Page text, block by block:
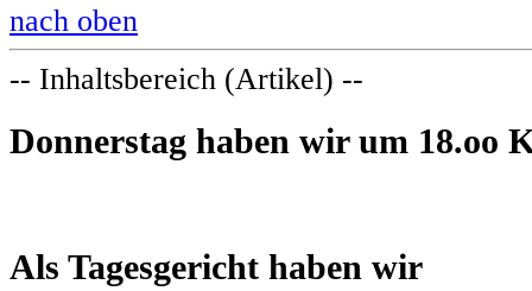
nach oben
-- Inhaltsbereich (Artikel) --
Donnerstag haben wir um 18.oo
Als Tagesgericht haben wir